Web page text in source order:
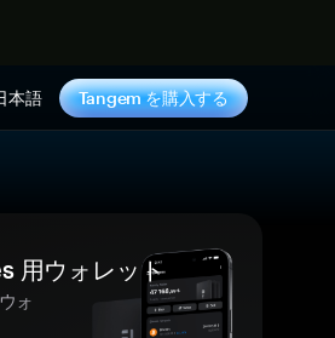
本語 Tangem を購入する
用ウォレット
ォ